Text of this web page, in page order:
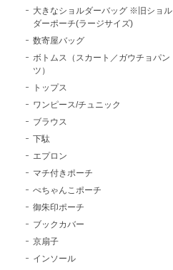
大きなショルダーバッグ ※旧ショル
ダーポーチ(ラージサイズ)
数寄屋バッグ
ボトムス（スカート／ガウチョパン
ツ）
トップス
ワンピース/チュニック
ブラウス
下駄
エプロン
マチ付きポーチ
ぺちゃんこポーチ
御朱印ポーチ
ブックカバー
京扇子
インソール